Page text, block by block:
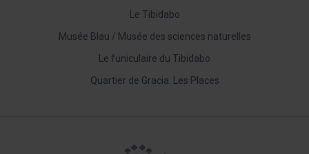
Le Tibidabo
Musée Blau / Musée des sciences naturelles
Le funiculaire du Tibidabo
Quartier de Gracia. Les Places